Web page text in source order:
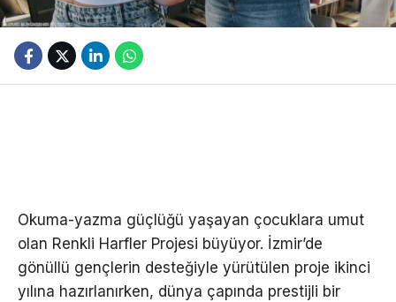
Okuma-yazma güçlüğü yaşayan çocuklara umut
olan Renkli Harfler Projesi büyüyor. İzmir’de
gönüllü gençlerin desteğiyle yürütülen proje ikinci
yılına hazırlanırken, dünya çapında prestijli bir